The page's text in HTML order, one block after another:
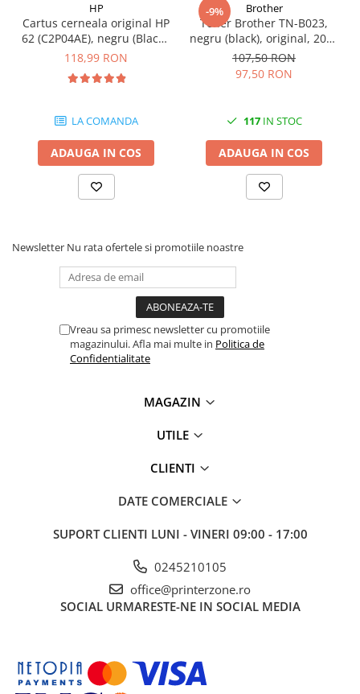
Ventilatoare
Pasta termica
Placi video profesionale
Card reader
Mouse
Web-cam-uri si sisteme
videoconferinta
Sisteme Mesh WiFi
Conectori & mufe retea
Injectoare PoE
HP
Cartus cerneala original HP
62 (C2P04AE), negru (Black),
200 pagini
118,99 RON
LA COMANDA
ADAUGA IN COS
-9% Brother
Toner Brother TN-B023,
negru (black), original, 2000
pagini
107,50 RON
97,50 RON
117IN STOC
ADAUGA IN COS
Newsletter Nu rata ofertele si promotiile noastre
Vreau sa primesc newsletter cu promotiile
magazinului. Afla mai multe in Politica de
Confidentialitate
MAGAZIN
UTILE
CLIENTI
DATE COMERCIALE
SUPORT CLIENTI LUNI - VINERI 09:00 - 17:00
0245210105
office@printerzone.ro
SOCIAL URMARESTE-NE IN SOCIAL MEDIA